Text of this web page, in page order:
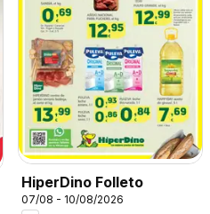
HiperDino Folleto
07/08 - 10/08/2026